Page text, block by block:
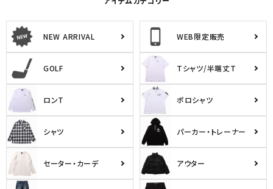
NEW ARRIVAL WEB限定販売
GOLF Tシャツ/半端丈T
ロンT ポロシャツ
シャツ パーカー・トレーナー
セーター・カーデ アウター